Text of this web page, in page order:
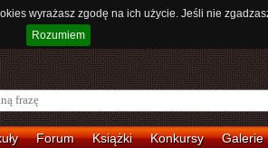
wyrażasz zgodę na ich użycie. Jeśli nie
Rozumiem
Forum Książki Konkursy Galerie